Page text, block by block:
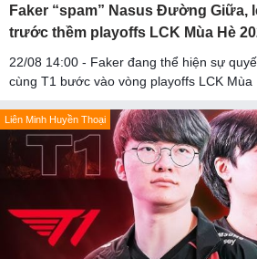
Faker “spam” Nasus Đường Giữa,
trước thềm playoffs LCK Mùa Hè
22/08 14:00 - Faker đang thể hiện sự
cùng T1 bước vào vòng playoffs LCK Mùa
Liên Minh Huyền Thoại